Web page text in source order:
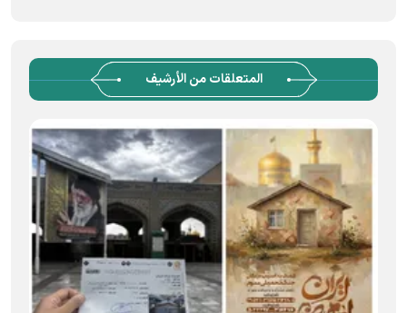
المتعلقات من الأرشيف